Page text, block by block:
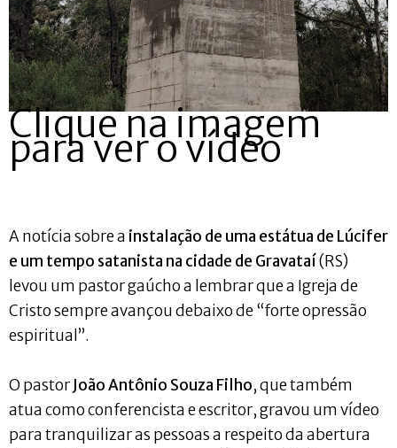
Clique na imagem
para ver o vídeo
A notícia sobre a instalação de uma estátua de Lúcifer
e um tempo satanista na cidade de Gravataí(RS)
levou um pastor gaúcho a lembrar que a Igreja de
Cristo sempre avançou debaixo de “forte opressão
espiritual”.
O pastorJoão Antônio Souza Filho, que também
atua como conferencista e escritor, gravou um vídeo
para tranquilizar as pessoas a respeito da abertura